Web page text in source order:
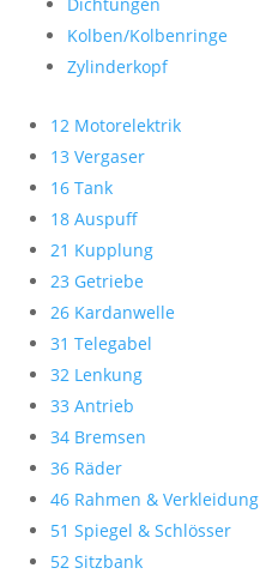
Kolben/Kolbenringe
Zylinderkopf
12 Motorelektrik
13 Vergaser
16 Tank
18 Auspuff
21 Kupplung
23 Getriebe
26 Kardanwelle
31 Telegabel
32 Lenkung
33 Antrieb
34 Bremsen
36 Räder
46 Rahmen & Verkleidung
51 Spiegel & Schlösser
52 Sitzbank